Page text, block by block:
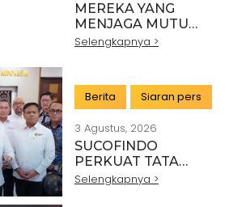
MEREKA YANG
MENJAGA MUTU
INDONESIA:
INDUSTRI
Selengkapnya >
Berita Siaran pers
3 Agustus, 2026
SUCOFINDO
PERKUAT TATA
KELOLA EKSPOR
Selengkapnya >